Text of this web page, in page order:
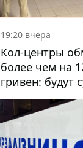
19:20 вчера
Кол-центры
более чем на
гривен: будут
днепрянина,
преступную